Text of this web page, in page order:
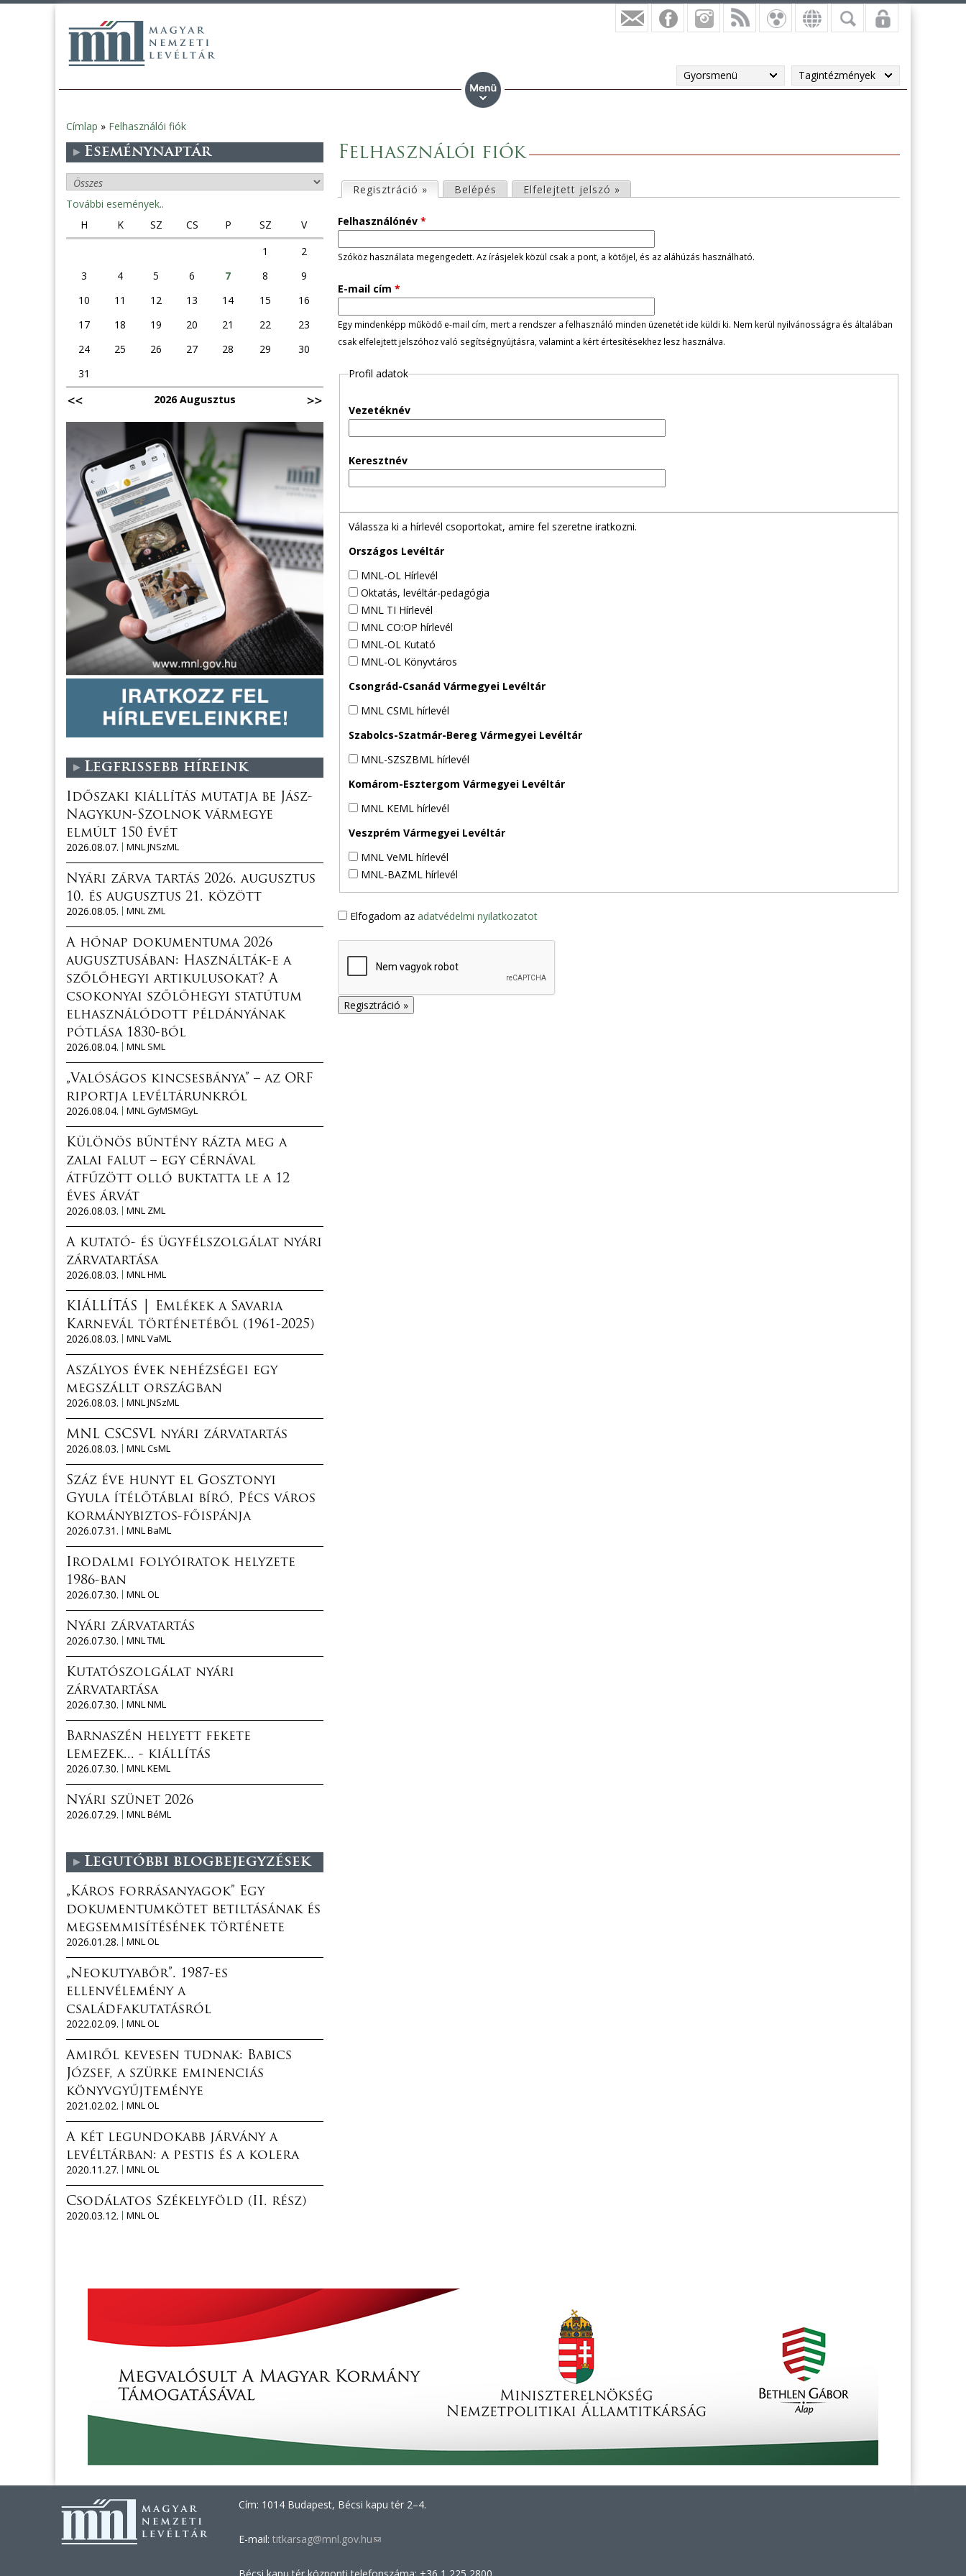
Gyorsmenü Tagintézmények
Jelenlegi
hely
Címlap » Felhasználói fiók
Felhasználói fiók
l
s
ő
d
l
e
Regisztráció » (aktív fül)
Belépés Elfelejtett jelszó »
Felhasználónév *
Szóköz használata megengedett. Az írásjelek közül csak a pont, a kötőjel, és az aláhúzás használható.
E-mail cím *
Egy mindenképp működő e-mail cím, mert a rendszer a felhasználó minden üzenetét ide küldi ki. Nem kerül nyilvánosságra és általában
csak elfelejtett jelszóhoz való segítségnyújtásra, valamint a kért értesítésekhez lesz használva.
Profil adatok
Vezetéknév
Keresztnév
Válassza ki a hírlevél csoportokat, amire fel szeretne iratkozni.
Országos Levéltár
MNL-OL Hírlevél
Oktatás, levéltár-pedagógia
MNL TI Hírlevél
MNL CO:OP hírlevél
MNL-OL Kutató
MNL-OL Könyvtáros
Csongrád-Csanád Vármegyei Levéltár
MNL CSML hírlevél
Szabolcs-Szatmár-Bereg Vármegyei Levéltár
MNL-SZSZBML hírlevél
Komárom-Esztergom Vármegyei Levéltár
MNL KEML hírlevél
Veszprém Vármegyei Levéltár
MNL VeML hírlevél
MNL-BAZML hírlevél
Elfogadom az adatvédelmi nyilatkozatot
Eseménynaptár
További események..
H
K SZ CS P SZ
V
1
2
3
4 5 6 7 8
9
10
11 12 13 14 15
16
17
18 19 20 21 22
23
24
25 26 27 28 29
30
31
2026 Augusztus
Legfrissebb híreink
Időszaki kiállítás mutatja be Jász-
Nagykun-Szolnok vármegye
elmúlt 150 évét
2026.08.07.
MNL JNSzML
Nyári zárva tartás 2026. augusztus
10. és augusztus 21. között
2026.08.05.
MNL ZML
A hónap dokumentuma 2026
augusztusában: Használták-e a
szőlőhegyi artikulusokat? A
csokonyai szőlőhegyi statútum
elhasználódott példányának
pótlása 1830-ból
2026.08.04.
MNL SML
„Valóságos kincsesbánya” – az ORF
riportja levéltárunkról
2026.08.04.
MNL GyMSMGyL
Különös bűntény rázta meg a
zalai falut – egy cérnával
átfűzött olló buktatta le a 12
éves árvát
2026.08.03.
MNL ZML
A kutató- és ügyfélszolgálat nyári
zárvatartása
2026.08.03.
MNL HML
KIÁLLÍTÁS │ Emlékek a Savaria
Karnevál történetéből (1961-2025)
2026.08.03.
MNL VaML
Aszályos évek nehézségei egy
megszállt országban
2026.08.03.
MNL JNSzML
MNL CSCSVL nyári zárvatartás
2026.08.03.
MNL CsML
Száz éve hunyt el Gosztonyi
Gyula ítélőtáblai bíró, Pécs város
kormánybiztos-főispánja
2026.07.31.
MNL BaML
Irodalmi folyóiratok helyzete
1986-ban
2026.07.30.
MNL OL
Nyári zárvatartás
2026.07.30.
MNL TML
Kutatószolgálat nyári
zárvatartása
2026.07.30.
MNL NML
Barnaszén helyett fekete
lemezek... - kiállítás
2026.07.30.
MNL KEML
Nyári szünet 2026
2026.07.29.
MNL BéML
Legutóbbi blogbejegyzések
„Káros forrásanyagok” Egy
dokumentumkötet betiltásának és
megsemmisítésének története
2026.01.28.
MNL OL
„Neokutyabőr”. 1987-es
ellenvélemény a
családfakutatásról
2022.02.09.
MNL OL
Amiről kevesen tudnak: Babics
József, a szürke eminenciás
könyvgyűjteménye
2021.02.02.
MNL OL
A két legundokabb járvány a
levéltárban: a pestis és a kolera
2020.11.27.
MNL OL
Csodálatos Székelyföld (II. rész)
2020.03.12.
MNL OL
Cím: 1014 Budapest, Bécsi kapu tér 2–4.
E-mail: titkarsag@mnl.gov.hu(link
e-
Bécsi kapu tér központi telefonszáma: +36 1 225 2800